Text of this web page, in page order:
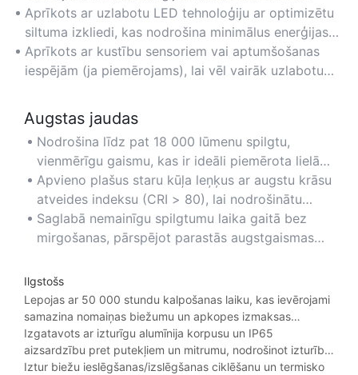
augstas intensitātes izlādes (HID) spuldzes,
samazinot elektroenerģijas izmaksas līdz pat 60 %.
Ideāli piemērots noliktavām un rūpnīcām, kuru
mērķis ir samazināt rēķinus par enerģiju.
Aprīkots ar uzlabotu LED tehnoloģiju ar optimizētu
siltuma izkliedi, kas nodrošina minimālus enerģijas
zudumus un atbilstību enerģijas taupīšanas
standartiem.
Aprīkots ar kustību sensoriem vai aptumšošanas
iespējām (ja piemērojams), lai vēl vairāk uzlabotu
Augstas jaudas
Nodrošina līdz pat 18 000 lūmenu spilgtu,
vienmērīgu gaismu, kas ir ideāli piemērota lielām
telpām, piemēram, noliktavām, sporta zālēm un
rūpniecības objektiem, kuriem nepieciešams
intensīvs apgaismojums.
Apvieno plašus staru kūļa leņķus ar augstu krāsu
atveides indeksu (CRI > 80), lai nodrošinātu
spilgtu, dabisku apgaismojumu, kas uzlabo
redzamību un drošību.
Saglabā nemainīgu spilgtumu laika gaitā bez
mirgošanas, pārspējot parastās augstgaismas
Ilgstošs
Lepojas ar 50 000 stundu kalpošanas laiku, kas ievērojami
samazina nomaiņas biežumu un apkopes izmaksas
sarežģītos apstākļos.
Izgatavots ar izturīgu alumīnija korpusu un IP65
aizsardzību pret putekļiem un mitrumu, nodrošinot izturību
skarbos apstākļos.
Iztur biežu ieslēgšanas/izslēgšanas ciklēšanu un termisko